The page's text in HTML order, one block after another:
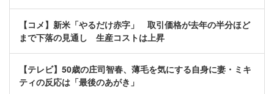
【コメ】新米「やるだけ赤字」 取引価格が去年の半分ほど
まで下落の見通し 生産コストは上昇
【テレビ】50歳の庄司智春、薄毛を気にする自身に妻・ミキ
ティの反応は「最後のあがき」